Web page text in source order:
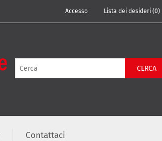
Accesso Lista dei desideri (0)
CERCA
Contattaci